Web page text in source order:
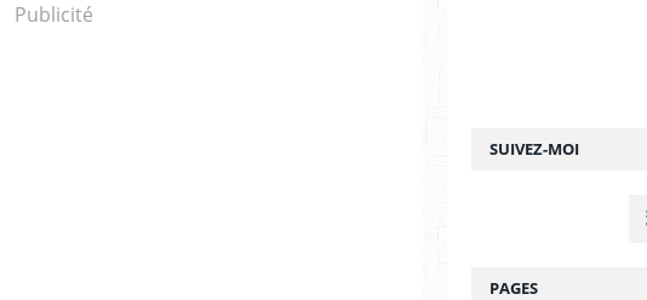
Publicité
SUIVEZ-MOI
PAGES